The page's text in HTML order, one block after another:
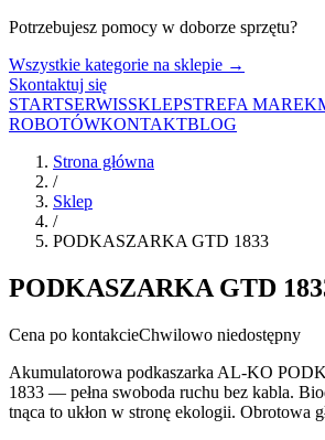
Potrzebujesz pomocy w doborze sprzętu?
Wszystkie kategorie na sklepie →
Skontaktuj się
STARTSERWISSKLEPSTREFA MAREK
ROBOTÓWKONTAKTBLOG
Strona główna
/
Sklep
/
PODKASZARKA GTD 1833
PODKASZARKA GTD
Cena po kontakcieChwilowo niedostępny
Akumulatorowa podkaszarka AL-KO
1833 — pełna swoboda ruchu bez kabla.
tnąca to ukłon w stronę ekologii. Obrotowa